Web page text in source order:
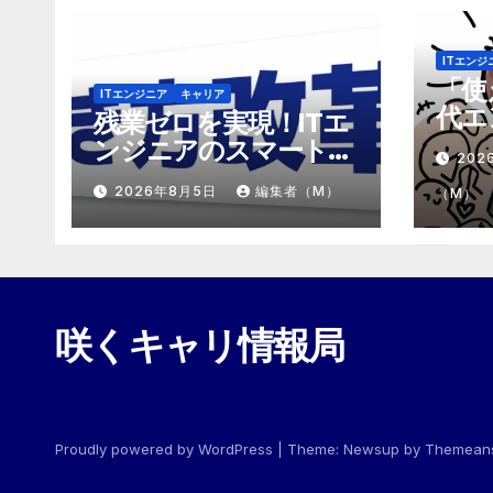
ITエンジニア キャリア
残業ゼロを実現！ITエ
ンジニアのスマートな
働き方改革
2026年8月5日 編集者（M）
ITエンジ
「
代
「
め
（M）
咲くキャリ情報局
Proudly powered by WordPress Theme: Newsup by